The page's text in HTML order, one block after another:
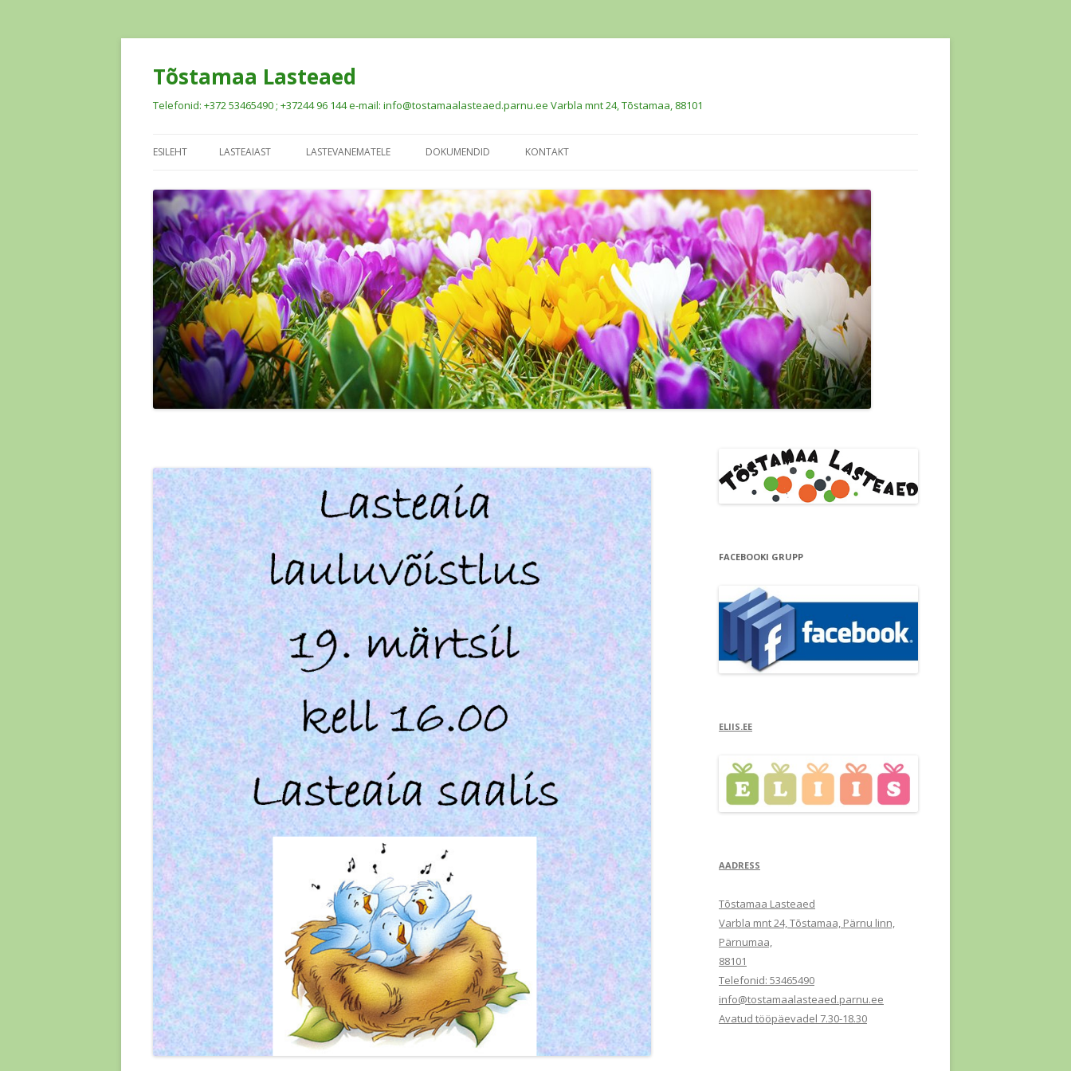
Tõstamaa Lasteaed
Telefonid: +372 53465490 ; +37244 96 144 e-mail: info@tostamaalasteaed.parnu.ee Varbla mnt 24, Tõstamaa, 88101
sisu
ESILEHT LASTEAIAST
PERSONAL
PROJEKTID
AJALUGU
LASTEVANEMATELE
KASULIKKE LINKE
LAPS TULEB LASTEAEDA
TUGITEENUSED
DOKUMENDID
KODUKORD
LASTEAIA KOHATASU JA
TOIDURAHA
PÕHIMÄÄRUS
KONTAKT
FACEBOOKI GRUPP
ELIIS.EE
AADRESS
Tõstamaa Lasteaed
Varbla mnt 24, Tõstamaa, Pärnu linn,
Pärnumaa,
88101
Telefonid: 53465490
info@tostamaalasteaed.parnu.ee
Avatud tööpäevadel 7.30-18.30